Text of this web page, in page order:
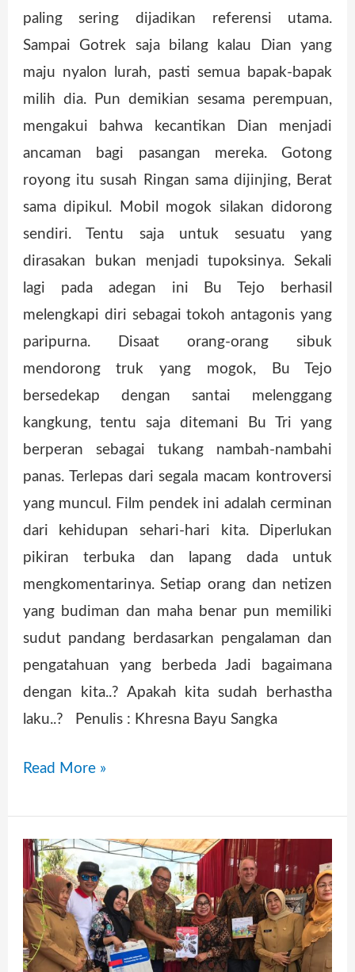
paling sering dijadikan referensi utama.
Sampai Gotrek saja bilang kalau Dian yang
maju nyalon lurah, pasti semua bapak-bapak
milih dia. Pun demikian sesama perempuan,
mengakui bahwa kecantikan Dian menjadi
ancaman bagi pasangan mereka. Gotong
royong itu susah Ringan sama dijinjing, Berat
sama dipikul. Mobil mogok silakan didorong
sendiri. Tentu saja untuk sesuatu yang
dirasakan bukan menjadi tupoksinya. Sekali
lagi pada adegan ini Bu Tejo berhasil
melengkapi diri sebagai tokoh antagonis yang
paripurna. Disaat orang-orang sibuk
mendorong truk yang mogok, Bu Tejo
bersedekap dengan santai melenggang
kangkung, tentu saja ditemani Bu Tri yang
berperan sebagai tukang nambah-nambahi
panas. Terlepas dari segala macam kontroversi
yang muncul. Film pendek ini adalah cerminan
dari kehidupan sehari-hari kita. Diperlukan
pikiran terbuka dan lapang dada untuk
mengkomentarinya. Setiap orang dan netizen
yang budiman dan maha benar pun memiliki
sudut pandang berdasarkan pengalaman dan
pengatahuan yang berbeda Jadi bagaimana
dengan kita..? Apakah kita sudah berhastha
laku..? Penulis : Khresna Bayu Sangka
Read More »
Berpartisipasi
dalam
Temu
Inklusi
Nasional,